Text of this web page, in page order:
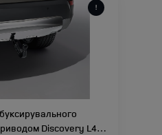
Discovery L462